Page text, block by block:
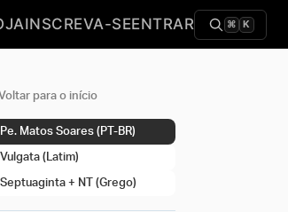
INSCREVA-SEENTRAR ⌘ K
para o início
Pe. Matos Soares (PT-BR)
Vulgata (Latim)
Septuaginta + NT (Grego)